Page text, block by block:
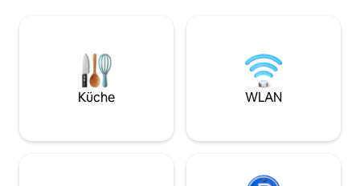
ihre Privatsphäre lieben. Buchen Sie jetzt
und erleben Sie ein einzigartiges
Lagoinha und
Minuten zu Fuß).
zu Fuß vom
Küche WLAN